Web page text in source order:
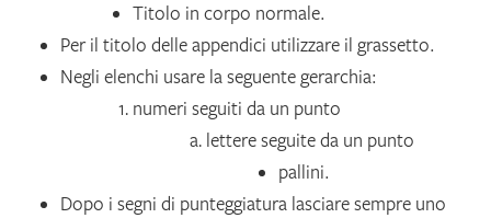
Titolo in corpo normale.
Per il titolo delle appendici utilizzare il grassetto.
Negli elenchi usare la seguente gerarchia:
numeri seguiti da un punto
lettere seguite da un punto
pallini.
Dopo i segni di punteggiatura lasciare sempre uno